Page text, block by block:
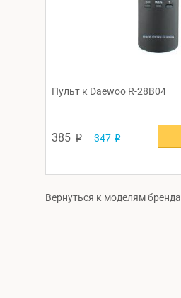
Пульт к Daewoo R-28B04
385 p 347 p
Вернуться к моделям бренда